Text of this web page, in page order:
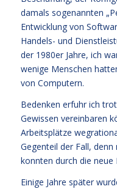
damals sogenannten
Entwicklung von
Handels- und
der 1980er Jahre, ich
wenige Menschen
von Computern.
Bedenken erfuhr ich
Gewissen vereinbaren
Arbeitsplätze
Gegenteil der Fall,
konnten durch die
Einige Jahre später